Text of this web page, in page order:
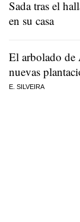
Sada tras el
en su casa
El arbolado de
nuevas
E. SILVEIRA